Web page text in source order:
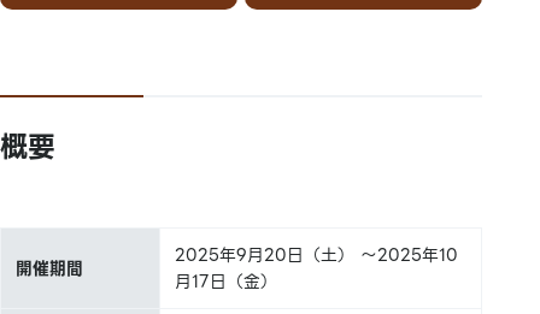
概要
開催期間
2025年9月20日（土） ～2025年10
月17日（金）